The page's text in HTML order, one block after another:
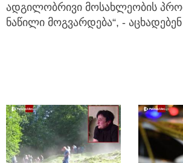
ადგილობრივი მოსახლეობის
ნაწილი მოგვარდება“, - აცხადებენ